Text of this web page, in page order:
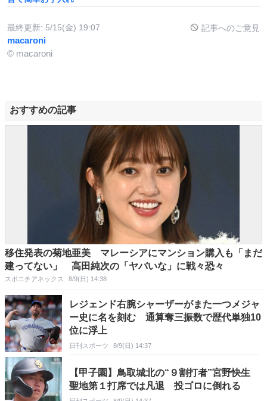
最終更新: 5/15(金) 19:07 記事へのご意見
macaroni
© macaroni
おすすめの記事
移住発表の菊地亜美 マレーシアにマンション購入も「まだ
建ってない」 高田純次の「ヤバいな」に戦々恐々
スポニチアネックス 8/9(日) 14:38
レジェンド右腕シャーザーがまた一つメジャ
ー史に名を刻む 通算奪三振数で歴代単独10
位に浮上
日刊スポーツ 8/9(日) 14:37
【甲子園】鳥取城北の“９割打者”宮野快生
聖地第１打席では凡退 投ゴロに倒れる